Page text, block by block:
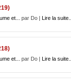
et... par Do | Lire la suite...
et... par Do | Lire la suite...